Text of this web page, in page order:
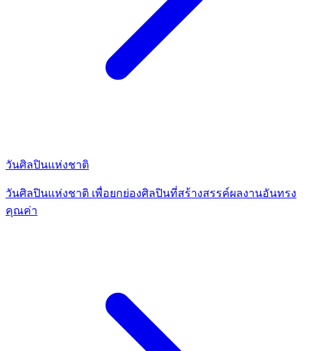
วันศิลปินแห่งชาติ
วันศิลปินแห่งชาติ เพื่อยกย่องศิลปินที่สร้างสรรค์ผลงานอันทรง
คุณค่า